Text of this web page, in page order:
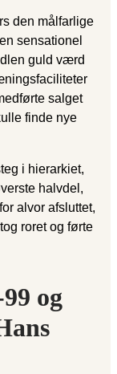
den målfarlige
sensationel
guld værd
salget
finde nye
i hierarkiet,
halvdel,
alvor afsluttet,
roret og førte
og